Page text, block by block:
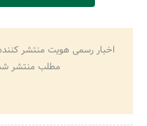
اخبار رسمی هویت منتشر
مطلب منتشر